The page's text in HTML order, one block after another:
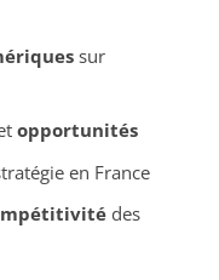
sur
opportunités
en France
des